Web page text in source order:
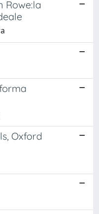
Rowe:la
Oxford